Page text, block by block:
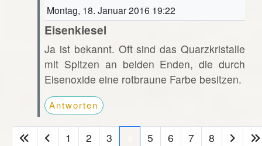
Montag, 18. Januar 2016 19:22
Eisenkiesel
Ja ist bekannt. Oft sind das Quarzkristalle
mit Spitzen an beiden Enden, die durch
Eisenoxide eine rotbraune Farbe besitzen.
Antworten
1 2 3 5 6 7 8